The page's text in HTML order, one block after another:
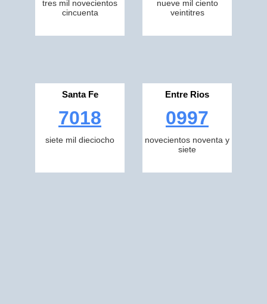
tres mil novecientos
cincuenta
nueve mil ciento
veintitres
Santa Fe
7018
siete mil dieciocho
Entre Rios
0997
novecientos noventa y
siete